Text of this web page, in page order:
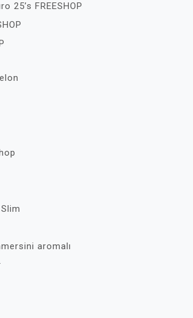
25’s FREESHOP
aromalı